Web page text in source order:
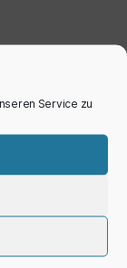
Service zu